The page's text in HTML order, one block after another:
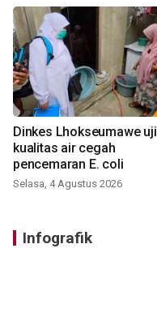
Dinkes Lhokseumawe uji
kualitas air cegah
pencemaran E. coli
Selasa, 4 Agustus 2026
Infografik